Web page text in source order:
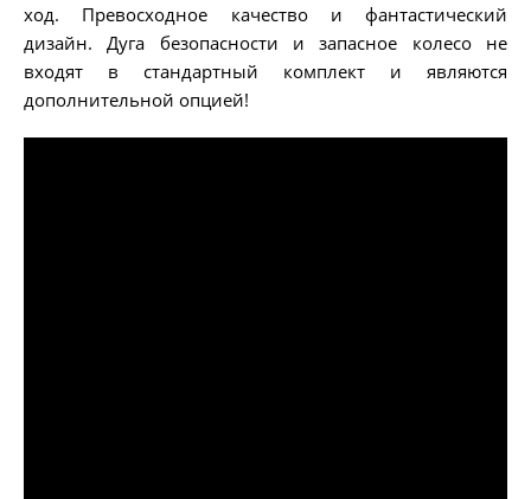
ход. Превосходное качество и фантастический
дизайн. Дуга безопасности и запасное колесо не
входят в стандартный комплект и являются
дополнительной опцией!